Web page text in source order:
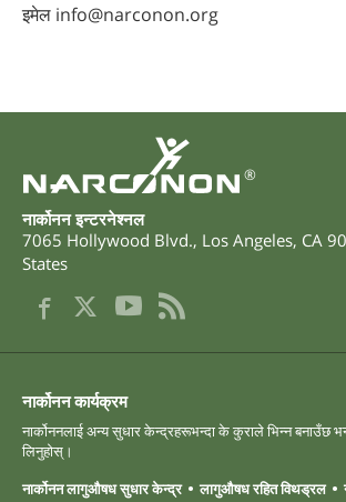
इमेल info@narconon.org
®
नार्कोनन इन्टरनेश्नल
7065 Hollywood Blvd., Los Angeles, CA
States
नार्कोनन कार्यक्रम
नार्कोननलाई अन्य सुधार केन्द्रहरूभन्दा के कुराले भिन्न बनाउँछ
लिनुहोस्।
नार्कोनन लागुऔषध सुधार केन्द्र
लागुऔषध रहित विथड्रल